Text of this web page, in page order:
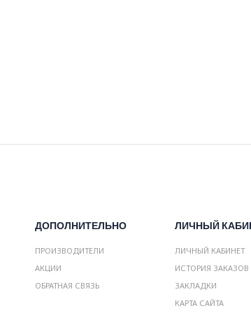
ДОПОЛНИТЕЛЬНО
ПРОИЗВОДИТЕЛИ
АКЦИИ
ОБРАТНАЯ СВЯЗЬ
ЛИЧНЫЙ
ЛИЧНЫЙ КАБИНЕТ
ИСТОРИЯ ЗАКАЗОВ
ЗАКЛАДКИ
КАРТА САЙТА